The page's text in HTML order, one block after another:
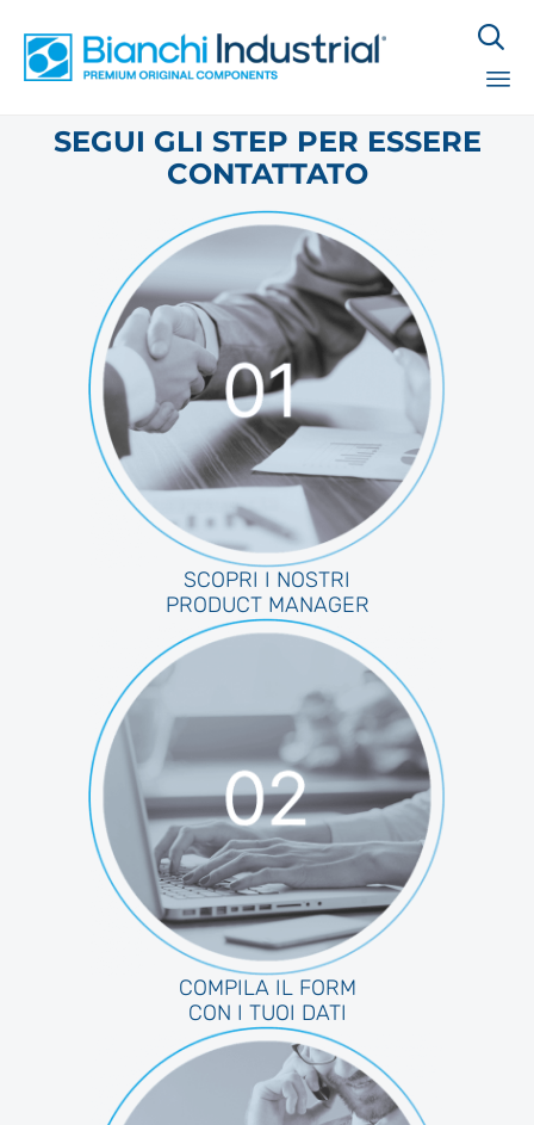

SEGUI GLI STEP PER ESSERE
CONTATTATO
SCOPRI I NOSTRI
PRODUCT MANAGER
COMPILA IL FORM
CON I TUOI DATI